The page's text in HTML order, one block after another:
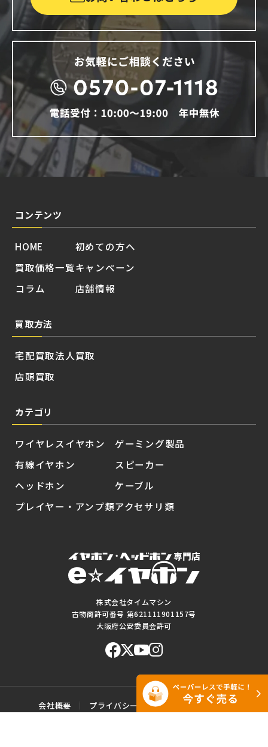
株式会社タイムマシン
古物商許可番号 第621111901157号
大阪府公安委員会許可
コンテンツ
HOME
買取価格一覧
コラム
初めての方へ
キャンペーン
店舗情報
買取方法
宅配買取
店頭買取
法人買取
カテゴリ
ワイヤレスイヤホン
有線イヤホン
ヘッドホン
プレイヤー・アンプ類
ゲーミング製品
スピーカー
ケーブル
アクセサリ類
会社概要 プライバシーポリシー
ご利用規約